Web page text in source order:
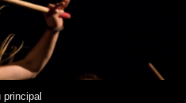
Estelle Lavoie
DE L'OUEST
principal